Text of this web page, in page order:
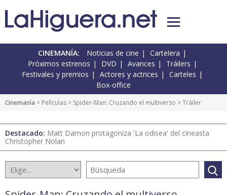
CINEMANÍA: Noticias de cine
Cartelera
Próximos estrenos
DVD Avances
Tráilers
Festivales y premios
Actores y actrices
Carteles
Box-office
Cinemanía > Películas > Spider-Man: Cruzando el multiverso > Tráiler
Destacado: Matt Damon protagoniza 'La odisea' del cineasta
Christopher Nolan